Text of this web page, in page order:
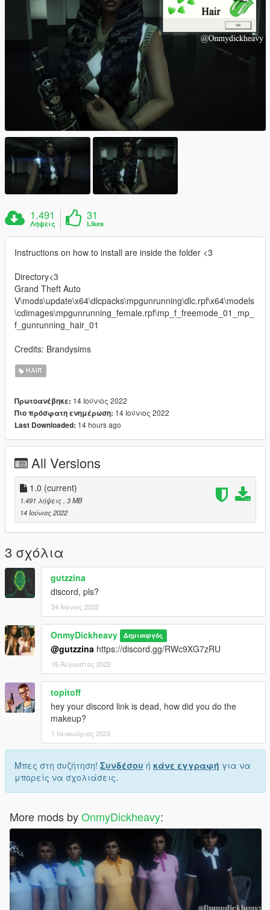
1.491
Λήψεις
31
Likes
Instructions on how to install are inside the folder <3
Directory<3
Grand Theft Auto
V\mods\update\x64\dlcpacks\mpgunrunning\dlc.rpf\x64\models
\cdimages\mpgunrunning_female.rpf\mp_f_freemode_01_mp_
f_gunrunning_hair_01
Credits: Brandysims
HAIR
Πρωτοανέβηκε: 14 Ιούνιος 2022
Πιο πρόσφατη ενημέρωση: 14 Ιούνιος 2022
Last Downloaded: 14 hours ago
All Versions
1.0 (current)
1.491 λήψεις , 3 MB
14 Ιούνιος 2022
3 σχόλια
gutzzina
discord, pls?
24 Ιούνιος 2022
OnmyDickheavy Δημιουργός
@gutzzina https://discord.gg/RWc9XG7zRU
15 Αύγουστος 2022
topitoff
hey your discord link is dead, how did you do the
makeup?
1 Ιανουάριος 2023
Μπες στη συζήτηση! Συνδέσου ή κάνε εγγραφή για να
μπορείς να σχολιάσεις.
More mods byOnmyDickheavy: